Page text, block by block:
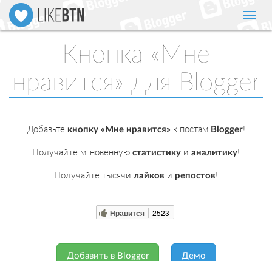
Кнопка «Мне
нравится» для Blogger
Добавьте кнопку «Мне нравится» к постам Blogger!
Получайте мгновенную статистику и аналитику!
Получайте тысячи лайков и репостов!
Нравится 2523
Добавить в Blogger Демо